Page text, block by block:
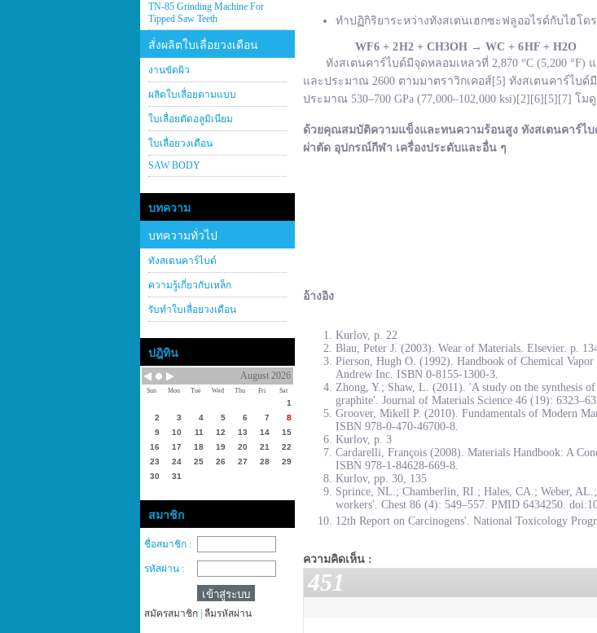
TN-85 Grinding Machine For
Tipped Saw Teeth
สั่งผลิตใบเลื่อยวงเดือน
งานขัดผิว
ผลิตใบเลื่อยตามแบบ
ใบเลื่อยตัดอลูมิเนียม
ใบเลื่อยวงเดือน
SAW BODY
บทความ
บทความทั่วไป
ทังสเตนคาร์ไบด์
ความรู้เกี่ยวกับเหล็ก
รับทำใบเลื่อยวงเดือน
ปฎิทิน
August 2026
Sun Mon Tue Wed Thu Fri Sat
1
2
3 4 5 6 7
8
9
10 11 12 13 14
15
16
17 18 19 20 21
22
23
24 25 26 27 28
29
30
31
สมาชิก
ชื่อสมาชิก :
รหัสผ่าน :
สมัครสมาชิก ลืมรหัสผ่าน
ทำปฏิกิริยาระหว่างทังสเตนเฮกซะฟลูออไรด์กับไฮโด
WF6 + 2 H2 + CH3OH → WC + 6 HF + H2O
ทังสเตนคาร์ไบด์มีจุดหลอมเหลวที่ 2,870 °C (5,200 °F)
และประมาณ 2600 ตามมาตราวิกเคอส์[5] ทังสเตนคาร์ไบ
ประมาณ 530–700 GPa (77,000–102,000 ksi)[2][6][5][7] โ
ด้วยคุณสมบัติความแข็งและทนความร้อนสูง ทังสเตนคาร์ไบ
ผ่าตัด อุปกรณ์กีฬา เครื่องประดับและอื่น ๆ
อ้างอิง
Kurlov, p. 22
Blau, Peter J. (2003). Wear of Materials. Elsevier. p.
Pierson, Hugh O. (1992). Handbook of Chemical
Andrew Inc. ISBN 0-8155-1300-3.
Zhong, Y.; Shaw, L. (2011). 'A study on the synthesis
graphite'. Journal of Materials Science 46 (19):
Groover, Mikell P. (2010). Fundamentals of Modern
ISBN 978-0-470-46700-8.
Kurlov, p. 3
Cardarelli, François (2008). Materials Handbook: A
ISBN 978-1-84628-669-8.
Kurlov, pp. 30, 135
Sprince, NL.; Chamberlin, RI.; Hales, CA.; Weber,
workers'. Chest 86 (4): 549–557. PMID 6434250.
12th Report on Carcinogens'. National Toxicology
ความคิดเห็น :
451